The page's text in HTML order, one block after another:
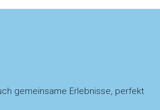
gemeinsame Erlebnisse, perfekt